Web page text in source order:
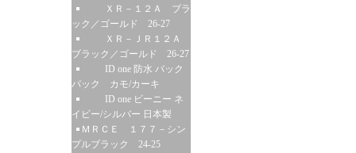
ＸＲ－１２Ａ ブラ
ック／ゴールド 26-27
ＸＲ－ＪＲ１２Ａ
ブラック／ゴールド 26-27
ID one 防水 バック
パック カモ/カーキ
ID one ビーニー ネ
イビー/シルバー 日本製
ＭＲＣＥ １７７－シン
プルブラック 24-25